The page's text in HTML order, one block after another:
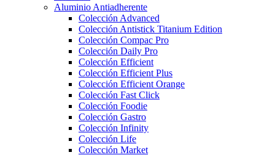
Aluminio Antiadherente
Colección Advanced
Colección Antistick Titanium Edition
Colección Compac Pro
Colección Daily Pro
Colección Efficient
Colección Efficient Plus
Colección Efficient Orange
Colección Fast Click
Colección Foodie
Colección Gastro
Colección Infinity
Colección Life
Colección Market